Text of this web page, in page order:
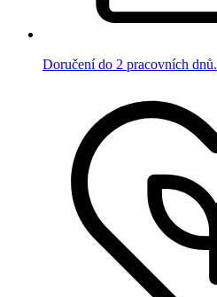
Doručení do 2 pracovních dnů.